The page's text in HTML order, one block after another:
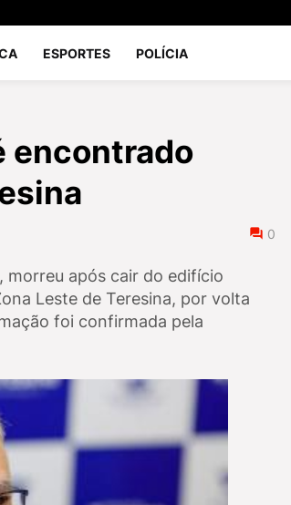
ESPORTES POLÍCIA
encontrado
0
morreu após cair do edifício
Leste de Teresina, por volta
foi confirmada pela